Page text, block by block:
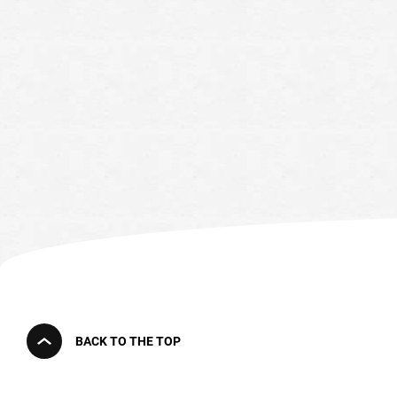
BACK TO THE TOP